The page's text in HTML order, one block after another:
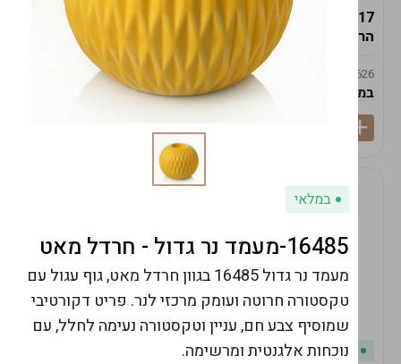
19617-2/17-אגרטל
הרמס 19ס"מ -לבן נקי
9009492379626
במארז
19617/6-אגרטל הרמס
19ס"מ -לבן מנוקד
9009492379626
במארז6
במלאי
במלאי
16485-מעמד נר גדול - חרדל מאט
מעמד נר גדול 16485 בגוון חרדל מאט, גוף עגול עם
טקסטורה חרוטה ועומק מרכזי לנר. פריט דקורטיבי
שמוסיף צבע חם, עניין וטקסטורה נעימה לחלל, עם
נוכחות אלגנטית ומרשימה.